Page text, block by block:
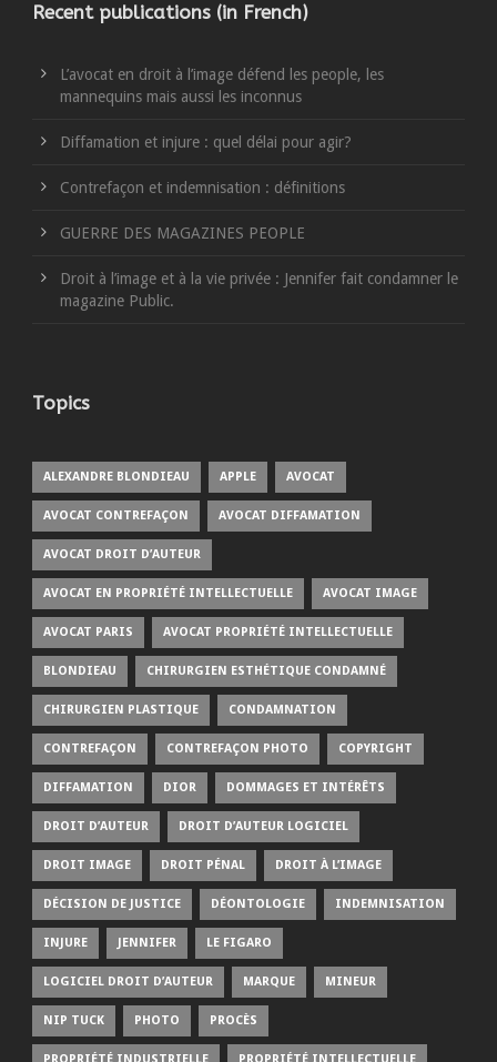
Recent publications (in French)
L’avocat en droit à l’image défend les people, les
mannequins mais aussi les inconnus
Diffamation et injure : quel délai pour agir?
Contrefaçon et indemnisation : définitions
GUERRE DES MAGAZINES PEOPLE
Droit à l’image et à la vie privée : Jennifer fait condamner le
magazine Public.
Topics
ALEXANDRE BLONDIEAU APPLE AVOCAT
AVOCAT CONTREFAÇON AVOCAT DIFFAMATION
AVOCAT DROIT D’AUTEUR
AVOCAT EN PROPRIÉTÉ INTELLECTUELLE AVOCAT IMAGE
AVOCAT PARIS AVOCAT PROPRIÉTÉ INTELLECTUELLE
BLONDIEAU CHIRURGIEN ESTHÉTIQUE CONDAMNÉ
CHIRURGIEN PLASTIQUE CONDAMNATION
CONTREFAÇON CONTREFAÇON PHOTO COPYRIGHT
DIFFAMATION DIOR DOMMAGES ET INTÉRÊTS
DROIT D’AUTEUR DROIT D’AUTEUR LOGICIEL
DROIT IMAGE DROIT PÉNAL DROIT À L’IMAGE
DÉCISION DE JUSTICE DÉONTOLOGIE INDEMNISATION
INJURE JENNIFER LE FIGARO
LOGICIEL DROIT D’AUTEUR MARQUE MINEUR
NIP TUCK PHOTO PROCÈS